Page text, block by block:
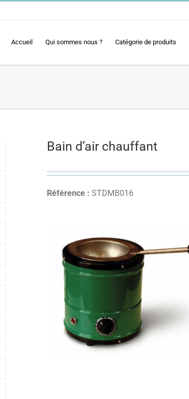
Accueil Qui sommes nous ? Catégorie de produits
Bain d’air chauffant
Référence : STDMB016